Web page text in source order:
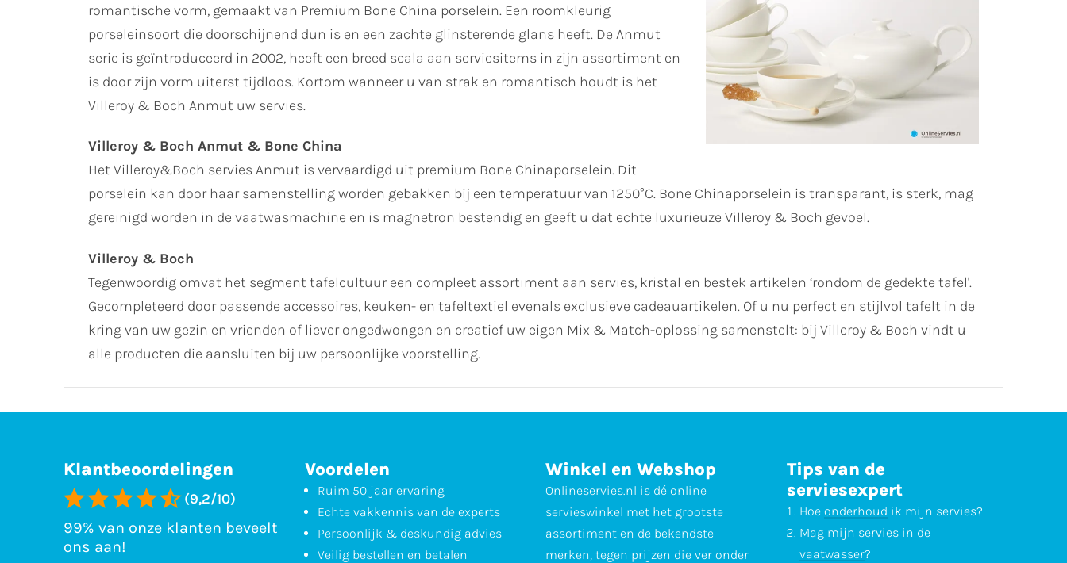
romantische vorm, gemaakt van Premium Bone China porselein. Een roomkleurig
porseleinsoort die doorschijnend dun is en een zachte glinsterende glans heeft. De Anmut
serie is geïntroduceerd in 2002, heeft een breed scala aan serviesitems in zijn assortiment en
is door zijn vorm uiterst tijdloos. Kortom wanneer u van strak en romantisch houdt is het
Villeroy & Boch Anmut uw servies.
Villeroy & Boch Anmut & Bone China
Het Villeroy&Boch servies Anmut is vervaardigd uit premium Bone Chinaporselein. Dit
porselein kan door haar samenstelling worden gebakken bij een temperatuur van 1250°C. Bone Chinaporselein is transparant, is sterk, mag
gereinigd worden in de vaatwasmachine en is magnetron bestendig en geeft u dat echte luxurieuze Villeroy & Boch gevoel.
Villeroy & Boch
Tegenwoordig omvat het segment tafelcultuur een compleet assortiment aan servies, kristal en bestek artikelen ‘rondom de gedekte tafel'.
Gecompleteerd door passende accessoires, keuken- en tafeltextiel evenals exclusieve cadeauartikelen. Of u nu perfect en stijlvol tafelt in de
kring van uw gezin en vrienden of liever ongedwongen en creatief uw eigen Mix & Match-oplossing samenstelt: bij Villeroy & Boch vindt u
alle producten die aansluiten bij uw persoonlijke voorstelling.
Klantbeoordelingen
(9,2/10)
99% van onze klanten beveelt
ons aan!
Voordelen
Ruim 50 jaar ervaring
Echte vakkennis van de experts
Persoonlijk & deskundig advies
Veilig bestellen en betalen
Winkel en Webshop
Onlineservies.nl is dé online
servieswinkel met het grootste
assortiment en de bekendste
merken, tegen prijzen die ver onder
Tips van de
serviesexpert
Hoe onderhoud ik mijn servies?
Mag mijn servies in de
vaatwasser?